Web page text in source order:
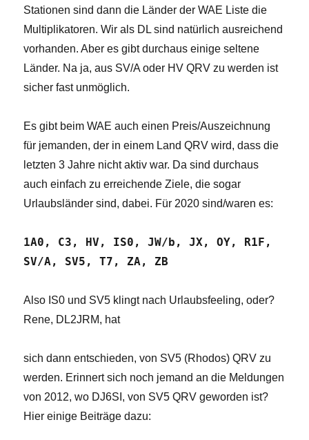
Stationen sind dann die Länder der WAE Liste die
Multiplikatoren. Wir als DL sind natürlich ausreichend
vorhanden. Aber es gibt durchaus einige seltene
Länder. Na ja, aus SV/A oder HV QRV zu werden ist
sicher fast unmöglich.
Es gibt beim WAE auch einen Preis/Auszeichnung
für jemanden, der in einem Land QRV wird, dass die
letzten 3 Jahre nicht aktiv war. Da sind durchaus
auch einfach zu erreichende Ziele, die sogar
Urlaubsländer sind, dabei. Für 2020 sind/waren es:
1A0, C3, HV, IS0, JW/b, JX, OY, R1F,
SV/A, SV5, T7, ZA, ZB
Also IS0 und SV5 klingt nach Urlaubsfeeling, oder?
Rene, DL2JRM, hat
sich dann entschieden, von SV5 (Rhodos) QRV zu
werden. Erinnert sich noch jemand an die Meldungen
von 2012, wo DJ6SI, von SV5 QRV geworden ist?
Hier einige Beiträge dazu: